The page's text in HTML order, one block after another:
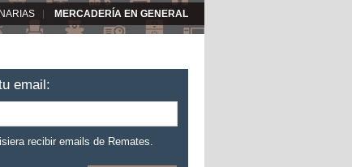
MERCADERÍA EN GENERAL
email:
recibir emails de Remates.